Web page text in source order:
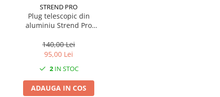
Solutii universale
Gradina
Accesorii pentru gradina
Aparate pentru stropit gradina
Articole antidaunatori gradina
Aspersoare
STREND PRO
Plug telescopic din
aluminiu Strend Pro
1350 mm
140,00 Lei
95,00 Lei
2IN STOC
ADAUGA IN COS